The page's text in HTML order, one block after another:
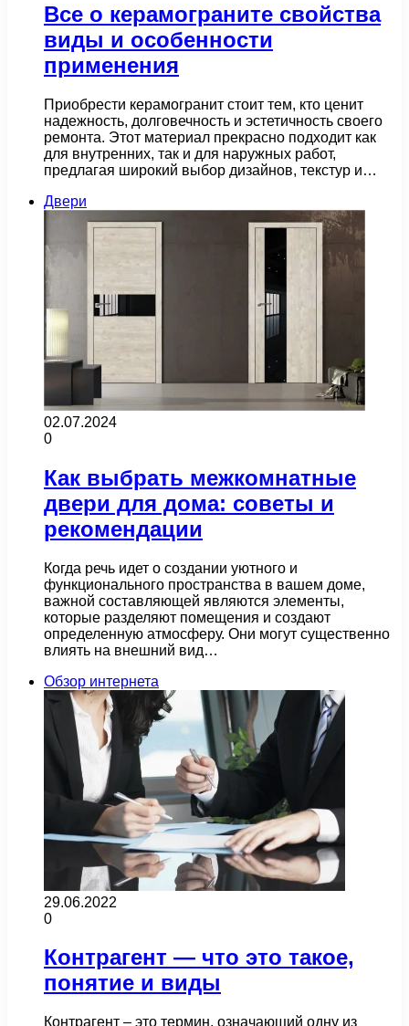
Все о керамограните свойства
виды и особенности
применения
Приобрести керамогранит стоит тем, кто ценит
надежность, долговечность и эстетичность своего
ремонта. Этот материал прекрасно подходит как
для внутренних, так и для наружных работ,
предлагая широкий выбор дизайнов, текстур и…
Двери
02.07.2024
0
Как выбрать межкомнатные
двери для дома: советы и
рекомендации
Когда речь идет о создании уютного и
функционального пространства в вашем доме,
важной составляющей являются элементы,
которые разделяют помещения и создают
определенную атмосферу. Они могут существенно
влиять на внешний вид…
Обзор интернета
29.06.2022
0
Контрагент — что это такое,
понятие и виды
Контрагент – это термин, означающий одну из